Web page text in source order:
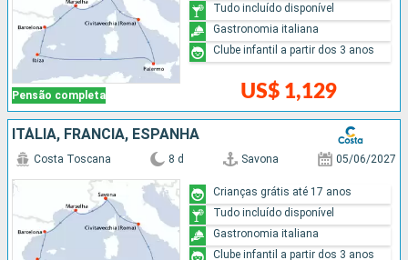
Pensão completa US$ 1,129
Tudo incluído disponível
Gastronomia italiana
Clube infantil a partir dos 3 anos
ITÁLIA, FRANCIA, ESPANHA
Costa Toscana 8 d Savona 05/06/2027
Crianças grátis até 17 anos
Tudo incluído disponível
Gastronomia italiana
Clube infantil a partir dos 3 anos